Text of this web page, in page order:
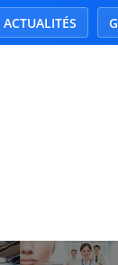
ACTUALITÉS